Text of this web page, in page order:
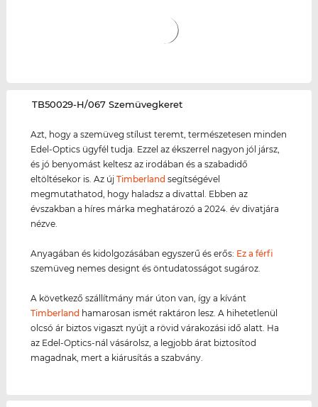
‌TB50029-H/067 Szemüvegkeret
Azt, hogy a szemüveg stílust teremt, természetesen minden
Edel-Optics ügyfél tudja. Ezzel az ékszerrel nagyon jól jársz,
és jó benyomást keltesz az irodában és a szabadidő
eltöltésekor is. Az újTimberland segítségével
megmutathatod, hogy haladsz a divattal. Ebben az
évszakban a híres márka meghatározó a 2024. év divatjára
nézve.
Anyagában és kidolgozásában egyszerű és erős: Ez a férfi
szemüveg nemes designt és öntudatosságot sugároz.
A következő szállítmány már úton van, így a kívánt
Timberland hamarosan ismét raktáron lesz. A hihetetlenül
olcsó ár biztos vigaszt nyújt a rövid várakozási idő alatt. Ha
az Edel-Optics-nál vásárolsz, a legjobb árat biztosítod
magadnak, mert a kiárusítás a szabvány.